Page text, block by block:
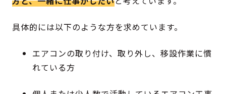
具体的には以下のような方を求めています。
エアコンの取り付け、取り外し、移設作業に慣
れている方